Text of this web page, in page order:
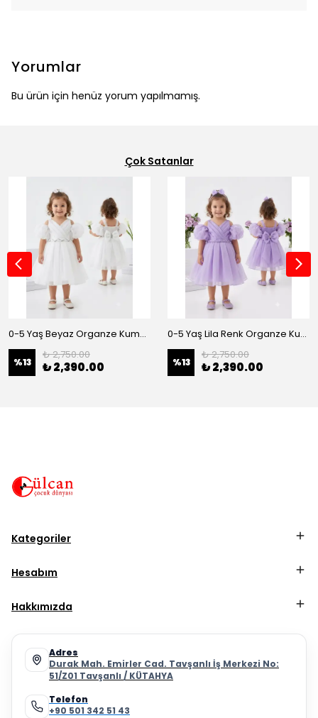
Yorumlar
Bu ürün için henüz yorum yapılmamış.
Çok Satanlar
0-5 Yaş Beyaz Organze Kumaş Bel İnci Kemerli Midi Boy Arkası Lastikli Abiye
%13
₺ 2,750.00
₺ 2,390.00
0-5 Yaş Lila Renk Organze Kumaş Bel İnci Kemerli Midi Boy Arkası Lastikli Abiye
%13
₺ 2,750.00
₺ 2,390.00
Kategoriler
Hesabım
Hakkımızda
Adres
Durak Mah. Emirler Cad. Tavşanlı İş Merkezi No:
51/Z01 Tavşanlı / KÜTAHYA
Telefon
+90 501 342 51 43